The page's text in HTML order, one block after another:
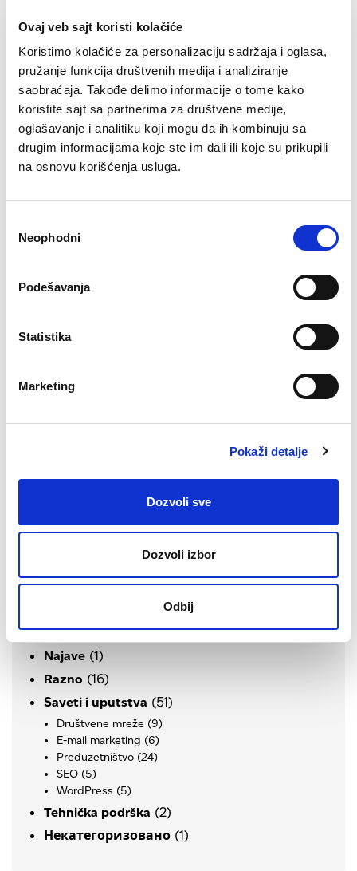
Ovaj veb sajt koristi kolačiće
Koristimo kolačiće za personalizaciju sadržaja i oglasa,
pružanje funkcija društvenih medija i analiziranje
saobraćaja. Takođe delimo informacije o tome kako
koristite sajt sa partnerima za društvene medije,
oglašavanje i analitiku koji mogu da ih kombinuju sa
drugim informacijama koje ste im dali ili koje su prikupili
na osnovu korišćenja usluga.
сагласности
Neophodni
Podešavanja
Statistika
Marketing
Pokaži detalje
Dozvoli sve
Dozvoli izbor
Odbij
Zašto je važno nadograditi PHP za
vašu veb stranicu
Kako funkcioniše AI asistent u
Bilteni – pametan način da povećate
Šta je to webhosting? Evo kako to
Domeni(9)
Kampanje(4)
Najave (1)
Razno (16)
Saveti i uputstva (51)
Društvene mreže (9)
E-mail marketing (6)
Preduzetništvo (24)
SEO (5)
WordPress (5)
Tehnička podrška (2)
Некатегоризовано (1)